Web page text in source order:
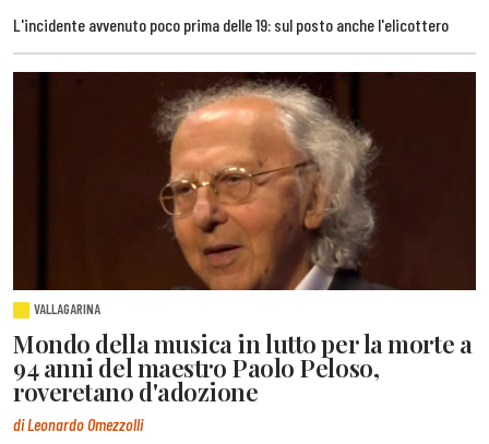
L'incidente avvenuto poco prima delle 19: sul posto anche l'elicottero
VALLAGARINA
Mondo della musica in lutto per la morte a
94 anni del maestro Paolo Peloso,
roveretano d'adozione
di Leonardo Omezzolli